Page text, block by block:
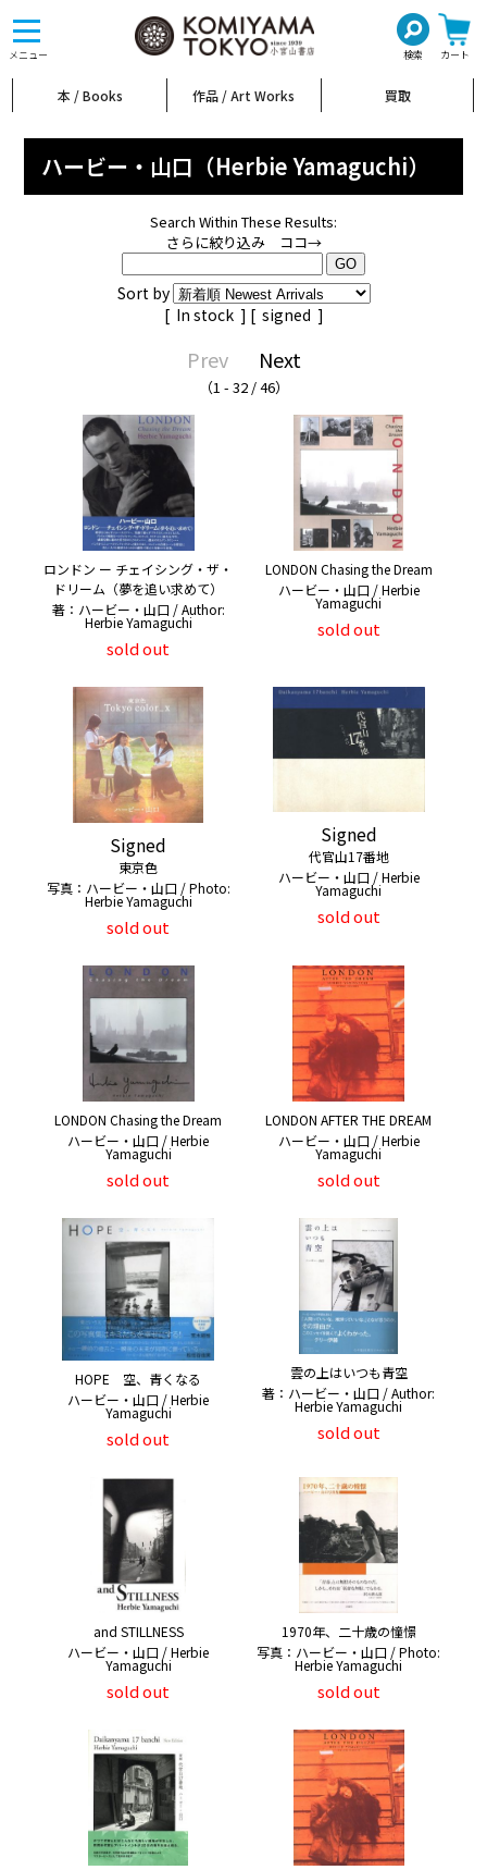
メニュー 検索 カート
toggle
navigation
本 / Books 作品 / Art Works 買取
ハービー・山口（Herbie Yamaguchi）
Search Within These Results:
さらに絞り込み ココ→
Sort by
[ In stock ] [ signed ]
Prev Next
（1 - 32 / 46）
ロンドン ー チェイシング・ザ・
ドリーム（夢を追い求めて）
著：ハービー・山口 / Author:
Herbie Yamaguchi
sold out
LONDON Chasing the Dream
ハービー・山口 / Herbie
Yamaguchi
sold out
Signed
東京色
写真：ハービー・山口 / Photo:
Herbie Yamaguchi
sold out
Signed
代官山17番地
ハービー・山口 / Herbie
Yamaguchi
sold out
LONDON Chasing the Dream
ハービー・山口 / Herbie
Yamaguchi
sold out
LONDON AFTER THE DREAM
ハービー・山口 / Herbie
Yamaguchi
sold out
HOPE 空、青くなる
ハービー・山口 / Herbie
Yamaguchi
sold out
雲の上はいつも青空
著：ハービー・山口 / Author:
Herbie Yamaguchi
sold out
and STILLNESS
ハービー・山口 / Herbie
Yamaguchi
sold out
1970年、二十歳の憧憬
写真：ハービー・山口 / Photo:
Herbie Yamaguchi
sold out